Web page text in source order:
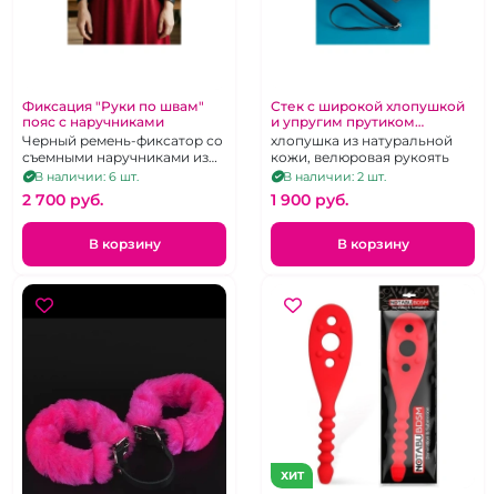
Фиксация "Руки по швам"
пояс с наручниками
Черный ремень-фиксатор со
съемными наручниками из
натуральной кожи с
металлической фурнитурой
В наличии: 6 шт.
2 700 pуб.
В корзину
Стек с широкой хлопушкой
и упругим прутиком
"Готика"
хлопушка из натуральной
кожи, велюровая рукоять
В наличии: 2 шт.
1 900 pуб.
В корзину
ХИТ